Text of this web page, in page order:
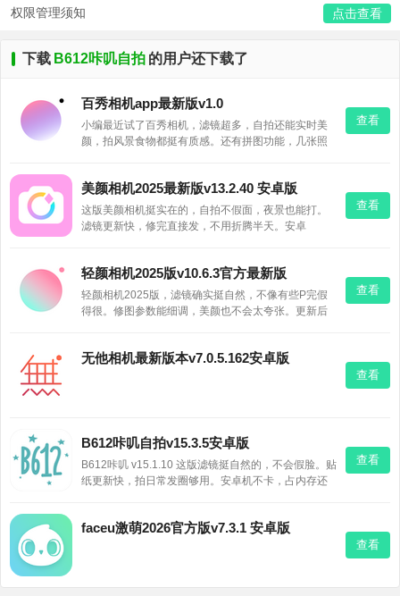
权限管理须知 点击查看
下载 B612咔叽自拍 的用户还下载了
百秀相机app最新版v1.0
小编最近试了百秀相机，滤镜超多，自拍还能实时美
颜，拍风景食物都挺有质感。还有拼图功能，几张照
查看
美颜相机2025最新版v13.2.40 安卓版
这版美颜相机挺实在的，自拍不假面，夜景也能打。
滤镜更新快，修完直接发，不用折腾半天。安卓
查看
轻颜相机2025版v10.6.3官方最新版
轻颜相机2025版，滤镜确实挺自然，不像有些P完假
得很。修图参数能细调，美颜也不会太夸张。更新后
查看
无他相机最新版本v7.0.5.162安卓版
查看
B612咔叽自拍v15.3.5安卓版
B612咔叽 v15.1.10 这版滤镜挺自然的，不会假脸。贴
纸更新快，拍日常发圈够用。安卓机不卡，占内存还
查看
faceu激萌2026官方版v7.3.1 安卓版
查看